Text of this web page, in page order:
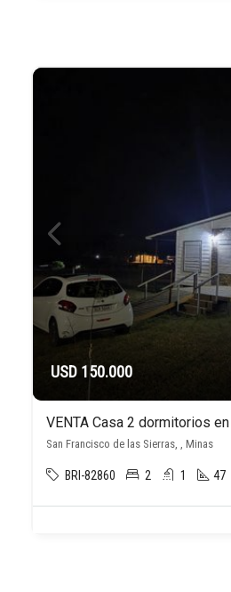
USD 150.000
San Francisco de las Sierras, , Minas
BRI-82860 2 1 47